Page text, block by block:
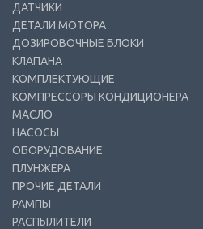
ДАТЧИКИ
ДЕТАЛИ МОТОРА
ДОЗИРОВОЧНЫЕ БЛОКИ
КЛАПАНА
КОМПЛЕКТУЮЩИЕ
КОМПРЕССОРЫ КОНДИЦИОНЕРА
МАСЛО
НАСОСЫ
ОБОРУДОВАНИЕ
ПЛУНЖЕРА
ПРОЧИЕ ДЕТАЛИ
РАМПЫ
РАСПЫЛИТЕЛИ